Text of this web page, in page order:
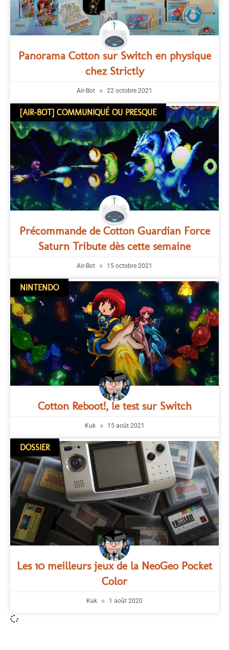
Panorama Cotton sur Switch en physique
chez Strictly
Air-Bot 22 octobre 2021
[AIR-BOT] COMMUNIQUÉ OU PRESQUE
Précommande de Cotton Guardian Force
Saturn Tribute dès cette semaine
Air-Bot 15 octobre 2021
NINTENDO
Cotton Reboot!, le test sur Switch
Kuk 15 août 2021
DOSSIER
Les 10 meilleurs jeux de la NeoGeo Pocket
Color
Kuk 1 août 2020